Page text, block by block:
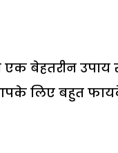
बेहतरीन उपाय
लिए बहुत